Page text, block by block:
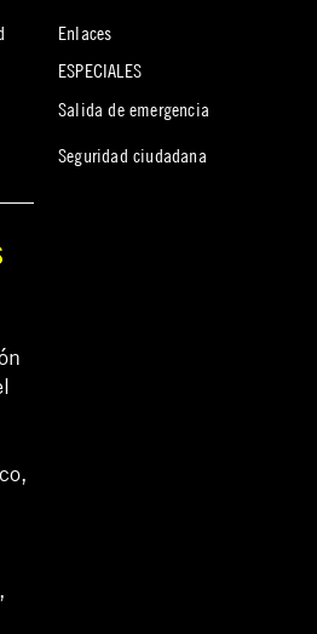
Enlaces
ESPECIALES
Salida de emergencia
Seguridad ciudadana